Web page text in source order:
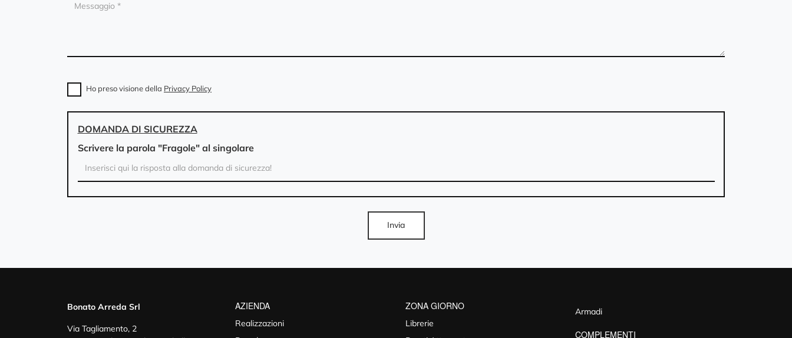
Ho preso visione della Privacy Policy
DOMANDA DI SICUREZZA
Scrivere la parola "Fragole" al singolare
Invia
Bonato Arreda Srl
Via Tagliamento, 2
AZIENDA
Realizzazioni
ZONA GIORNO
Librerie
Armadi
COMPLEMENTI